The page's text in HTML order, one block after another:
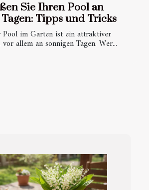
Sie Ihren Pool an
Tipps und Tricks
Pool im Garten ist ein attraktiver
allem an sonnigen Tagen. Wer...